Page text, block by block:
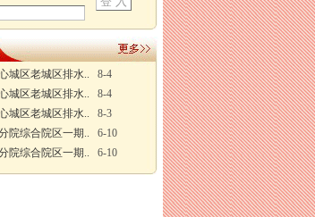
城区老城区排水..
8-4
城区老城区排水..
8-4
城区老城区排水..
8-3
院综合院区一期..
6-10
院综合院区一期..
6-10